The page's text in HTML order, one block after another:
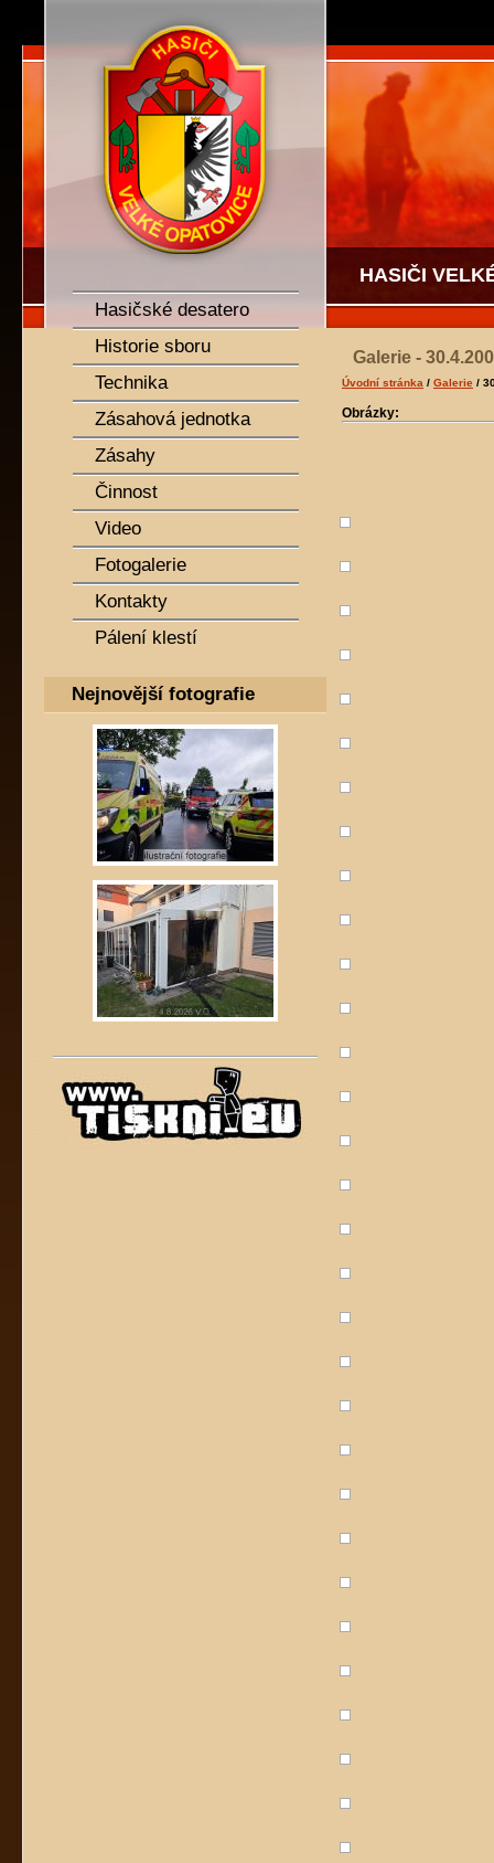
HASIČI
Galerie -
Úvodní stránka / Galerie /
Obrázky:
SDH Velké Opatovice
Hasičské desatero
Historie sboru
Technika
Zásahová jednotka
Zásahy
Činnost
Video
Fotogalerie
Kontakty
Pálení klestí
Nejnovější fotografie